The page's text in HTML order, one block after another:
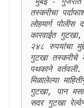
तस्करीचा
लोहमार्ग
कारवाईत
२४८ रुपयांचा
गुटखा तस्करीचे
पथकाने वर्तवली.
मिळालेल्या
गुटखा, पान
सदर गुटखा